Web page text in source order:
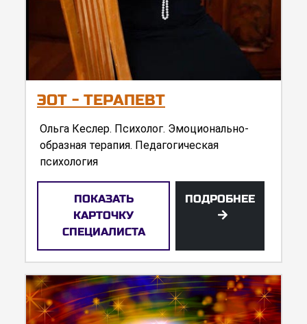
ЭОТ - ТЕРАПЕВТ
Ольга Кеслер. Психолог. Эмоционально-
образная терапия. Педагогическая
психология
ПОКАЗАТЬ
КАРТОЧКУ
СПЕЦИАЛИСТА
ПОДРОБНЕЕ